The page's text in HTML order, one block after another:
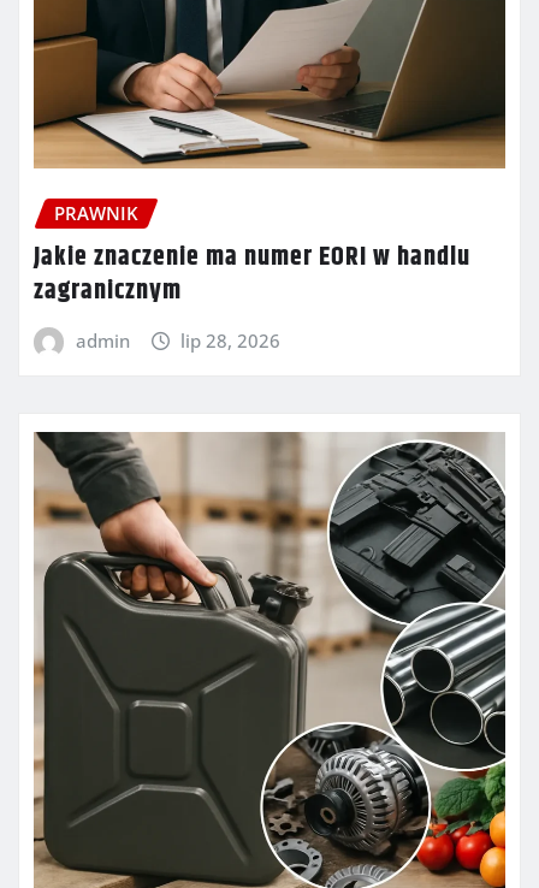
PRAWNIK
Jakie znaczenie ma numer EORI w handlu
zagranicznym
admin lip 28, 2026